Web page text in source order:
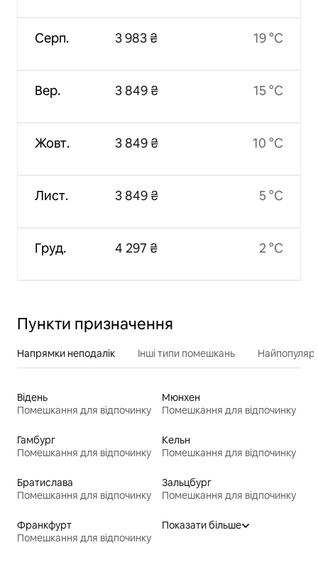
Серп.
Вер.
Жовт.
Лист.
Груд.
3 983 ₴
3 849 ₴
3 849 ₴
3 849 ₴
4 297 ₴
19 °C
15 °C
10 °C
5 °C
2 °C
Пункти призначення
Напрямки неподалік Інші типи помешкань
Відень
Помешкання для відпочинку
Мюнхен
Помешкання для відпочинку
Гамбург
Помешкання для відпочинку
Кельн
Помешкання для відпочинку
Братислава
Помешкання для відпочинку
Зальцбург
Помешкання для відпочинку
Франкфурт
Помешкання для відпочинку
Показати більше